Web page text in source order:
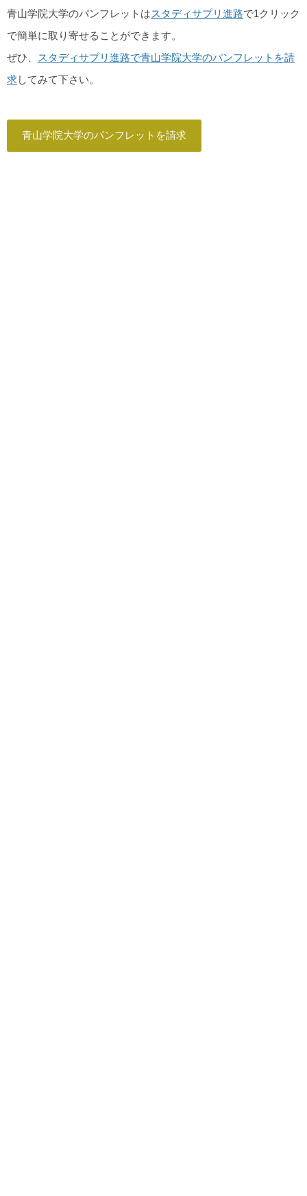
青山学院大学のパンフレットはスタディサプリ進路で1クリック
で簡単に取り寄せることができます。
ぜひ、
スタディサプリ進路で青山学院大学のパンフレットを請
求してみて下さい。
青山学院大学のパンフレットを請求